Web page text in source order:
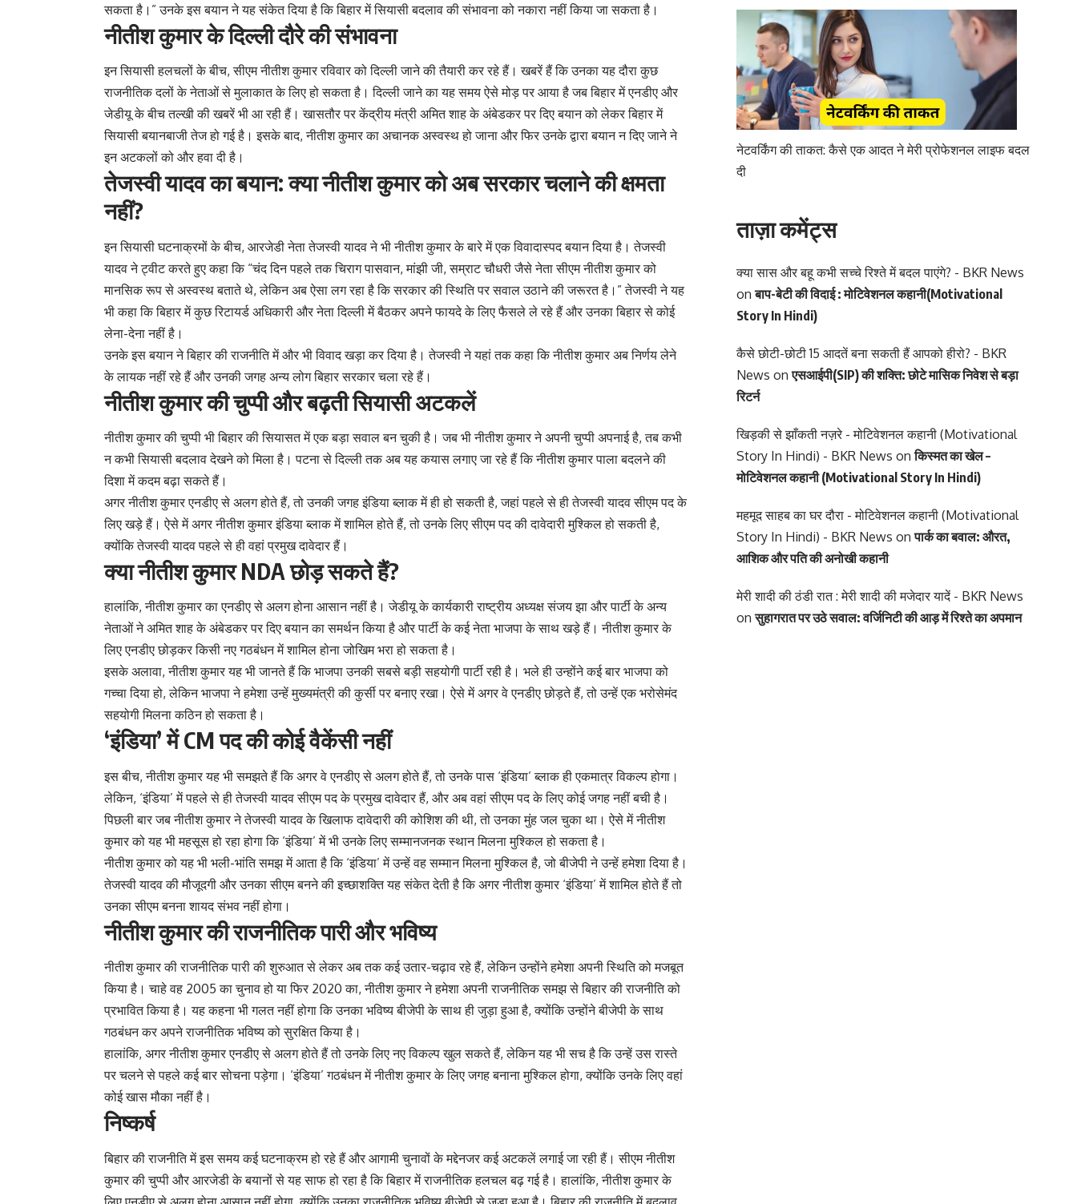
सकता है।” उनके इस बयान ने यह संकेत दिया है कि बिहार में सियासी बदलाव की संभावना को नकारा नहीं किया जा सकता है।
नीतीश कुमार के दिल्ली दौरे की संभावना
इन सियासी हलचलों के बीच, सीएम नीतीश कुमार रविवार को दिल्ली जाने की तैयारी कर रहे हैं। खबरें हैं कि उनका यह दौरा कुछ
राजनीतिक दलों के नेताओं से मुलाकात के लिए हो सकता है। दिल्ली जाने का यह समय ऐसे मोड़ पर आया है जब बिहार में एनडीए और
जेडीयू के बीच तल्खी की खबरें भी आ रही हैं। खासतौर पर केंद्रीय मंत्री अमित शाह के अंबेडकर पर दिए बयान को लेकर बिहार में
सियासी बयानबाजी तेज हो गई है। इसके बाद, नीतीश कुमार का अचानक अस्वस्थ हो जाना और फिर उनके द्वारा बयान न दिए जाने ने
इन अटकलों को और हवा दी है।
तेजस्वी यादव का बयान: क्या नीतीश कुमार को अब सरकार चलाने की क्षमता
नहीं?
इन सियासी घटनाक्रमों के बीच, आरजेडी नेता तेजस्वी यादव ने भी नीतीश कुमार के बारे में एक विवादास्पद बयान दिया है। तेजस्वी
यादव ने ट्वीट करते हुए कहा कि “चंद दिन पहले तक चिराग पासवान, मांझी जी, सम्राट चौधरी जैसे नेता सीएम नीतीश कुमार को
मानसिक रूप से अस्वस्थ बताते थे, लेकिन अब ऐसा लग रहा है कि सरकार की स्थिति पर सवाल उठाने की जरूरत है।” तेजस्वी ने यह
भी कहा कि बिहार में कुछ रिटायर्ड अधिकारी और नेता दिल्ली में बैठकर अपने फायदे के लिए फैसले ले रहे हैं और उनका बिहार से कोई
लेना-देना नहीं है।
उनके इस बयान ने बिहार की राजनीति में और भी विवाद खड़ा कर दिया है। तेजस्वी ने यहां तक कहा कि नीतीश कुमार अब निर्णय लेने
के लायक नहीं रहे हैं और उनकी जगह अन्य लोग बिहार सरकार चला रहे हैं।
नीतीश कुमार की चुप्पी और बढ़ती सियासी अटकलें
नीतीश कुमार की चुप्पी भी बिहार की सियासत में एक बड़ा सवाल बन चुकी है। जब भी नीतीश कुमार ने अपनी चुप्पी अपनाई है, तब कभी
न कभी सियासी बदलाव देखने को मिला है। पटना से दिल्ली तक अब यह कयास लगाए जा रहे हैं कि नीतीश कुमार पाला बदलने की
दिशा में कदम बढ़ा सकते हैं।
अगर नीतीश कुमार एनडीए से अलग होते हैं, तो उनकी जगह इंडिया ब्लाक में ही हो सकती है, जहां पहले से ही तेजस्वी यादव सीएम पद के
लिए खड़े हैं। ऐसे में अगर नीतीश कुमार इंडिया ब्लाक में शामिल होते हैं, तो उनके लिए सीएम पद की दावेदारी मुश्किल हो सकती है,
क्योंकि तेजस्वी यादव पहले से ही वहां प्रमुख दावेदार हैं।
क्या नीतीश कुमार NDA छोड़ सकते हैं?
हालांकि, नीतीश कुमार का एनडीए से अलग होना आसान नहीं है। जेडीयू के कार्यकारी राष्ट्रीय अध्यक्ष संजय झा और पार्टी के अन्य
नेताओं ने अमित शाह के अंबेडकर पर दिए बयान का समर्थन किया है और पार्टी के कई नेता भाजपा के साथ खड़े हैं। नीतीश कुमार के
लिए एनडीए छोड़कर किसी नए गठबंधन में शामिल होना जोखिम भरा हो सकता है।
इसके अलावा, नीतीश कुमार यह भी जानते हैं कि भाजपा उनकी सबसे बड़ी सहयोगी पार्टी रही है। भले ही उन्होंने कई बार भाजपा को
गच्चा दिया हो, लेकिन भाजपा ने हमेशा उन्हें मुख्यमंत्री की कुर्सी पर बनाए रखा। ऐसे में अगर वे एनडीए छोड़ते हैं, तो उन्हें एक भरोसेमंद
सहयोगी मिलना कठिन हो सकता है।
‘इंडिया’ में CM पद की कोई वैकेंसी नहीं
इस बीच, नीतीश कुमार यह भी समझते हैं कि अगर वे एनडीए से अलग होते हैं, तो उनके पास ‘इंडिया’ ब्लाक ही एकमात्र विकल्प होगा।
लेकिन, ‘इंडिया’ में पहले से ही तेजस्वी यादव सीएम पद के प्रमुख दावेदार हैं, और अब वहां सीएम पद के लिए कोई जगह नहीं बची है।
पिछली बार जब नीतीश कुमार ने तेजस्वी यादव के खिलाफ दावेदारी की कोशिश की थी, तो उनका मुंह जल चुका था। ऐसे में नीतीश
कुमार को यह भी महसूस हो रहा होगा कि ‘इंडिया’ में भी उनके लिए सम्मानजनक स्थान मिलना मुश्किल हो सकता है।
नीतीश कुमार को यह भी भली-भांति समझ में आता है कि ‘इंडिया’ में उन्हें वह सम्मान मिलना मुश्किल है, जो बीजेपी ने उन्हें हमेशा दिया है।
तेजस्वी यादव की मौजूदगी और उनका सीएम बनने की इच्छाशक्ति यह संकेत देती है कि अगर नीतीश कुमार ‘इंडिया’ में शामिल होते हैं तो
उनका सीएम बनना शायद संभव नहीं होगा।
नीतीश कुमार की राजनीतिक पारी और भविष्य
नीतीश कुमार की राजनीतिक पारी की शुरुआत से लेकर अब तक कई उतार-चढ़ाव रहे हैं, लेकिन उन्होंने हमेशा अपनी स्थिति को मजबूत
किया है। चाहे वह 2005 का चुनाव हो या फिर 2020 का, नीतीश कुमार ने हमेशा अपनी राजनीतिक समझ से बिहार की राजनीति को
प्रभावित किया है। यह कहना भी गलत नहीं होगा कि उनका भविष्य बीजेपी के साथ ही जुड़ा हुआ है, क्योंकि उन्होंने बीजेपी के साथ
गठबंधन कर अपने राजनीतिक भविष्य को सुरक्षित किया है।
हालांकि, अगर नीतीश कुमार एनडीए से अलग होते हैं तो उनके लिए नए विकल्प खुल सकते हैं, लेकिन यह भी सच है कि उन्हें उस रास्ते
पर चलने से पहले कई बार सोचना पड़ेगा। ‘इंडिया’ गठबंधन में नीतीश कुमार के लिए जगह बनाना मुश्किल होगा, क्योंकि उनके लिए वहां
कोई खास मौका नहीं है।
निष्कर्ष
बिहार की राजनीति में इस समय कई घटनाक्रम हो रहे हैं और आगामी चुनावों के मद्देनजर कई अटकलें लगाई जा रही हैं। सीएम नीतीश
कुमार की चुप्पी और आरजेडी के बयानों से यह साफ हो रहा है कि बिहार में राजनीतिक हलचल बढ़ गई है। हालांकि, नीतीश कुमार के
नेटवर्किंग की ताकत: कैसे एक आदत ने मेरी प्रोफेशनल लाइफ बदल
दी
ताज़ा कमेंट्स
क्या सास और बहू कभी सच्चे रिश्ते में बदल पाएंगे? - BKR News
onबाप-बेटी की विदाई : मोटिवेशनल कहानी(Motivational
Story In Hindi)
कैसे छोटी-छोटी 15 आदतें बना सकती हैं आपको हीरो? - BKR
News onएसआईपी(SIP) की शक्ति: छोटे मासिक निवेश से बड़ा
रिटर्न
खिड़की से झाँकती नज़रे - मोटिवेशनल कहानी (Motivational
Story In Hindi) - BKR News onकिस्मत का खेल –
मोटिवेशनल कहानी (Motivational Story In Hindi)
महमूद साहब का घर दौरा - मोटिवेशनल कहानी (Motivational
Story In Hindi) - BKR News onपार्क का बवाल: औरत,
आशिक और पति की अनोखी कहानी
मेरी शादी की ठंडी रात : मेरी शादी की मजेदार यादें - BKR News
onसुहागरात पर उठे सवाल: वर्जिनिटी की आड़ में रिश्ते का अपमान